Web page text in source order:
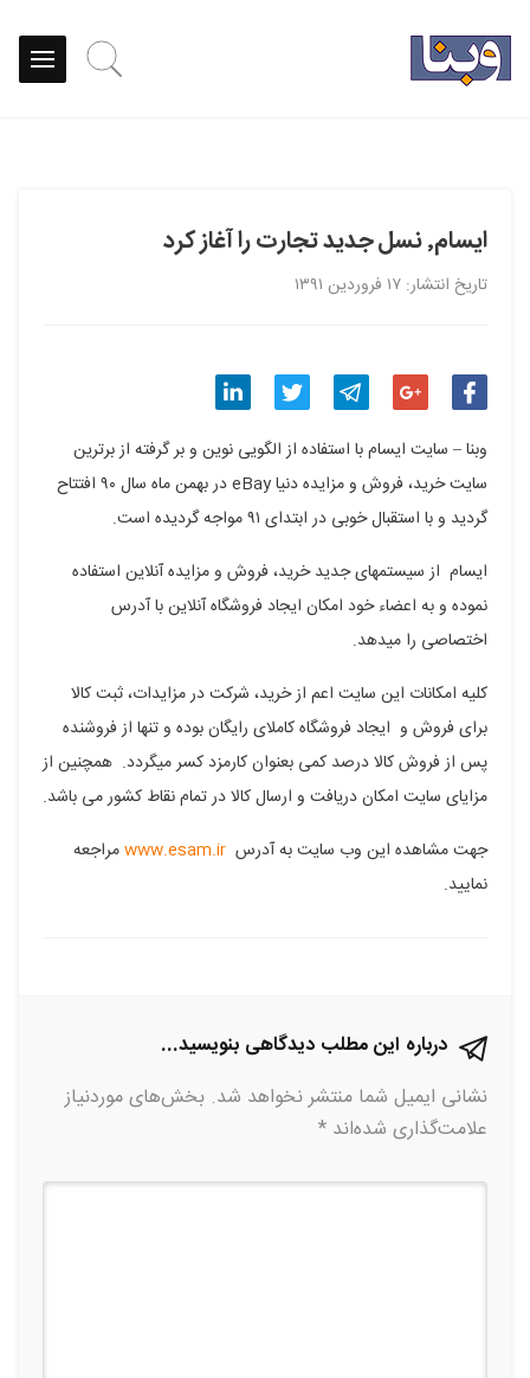
ایسام٬ نسل جدید تجارت را آغاز کرد
تاریخ انتشار: ۱۷ فروردین ۱۳۹۱
گذاری
در
فیسبوک
گذاری
در
گوگل
پلاس
گذاری
در
تلگرام
اشتراک
گذاری
در
توییتر
گذاری
در
لینکدین
وبنا – سایت ایسام با استفاده از الگویی نوین و بر گرفته از برترین
سایت خرید، فروش و مزایده دنیا eBay در بهمن ماه سال ۹۰ افتتاح
گردید و با استقبال خوبی در ابتدای ۹۱ مواجه گردیده است.
ایسام از سیستمهای جدید خرید، فروش و مزایده آنلاین استفاده
نموده و به اعضاء خود امکان ایجاد فروشگاه آنلاین با آدرس
اختصاصی را میدهد.
کلیه امکانات این سایت اعم از خرید، شرکت در مزایدات، ثبت کالا
برای فروش و ایجاد فروشگاه کاملای رایگان بوده و تنها از فروشنده
پس از فروش کالا درصد کمی بعنوان کارمزد کسر میگردد. همچنین از
مزایای سایت امکان دریافت و ارسال کالا در تمام نقاط کشور می باشد.
جهت مشاهده این وب سایت به آدرس www.esam.irمراجعه
نمایید.
درباره این مطلب دیدگاهی بنویسید...
نشانی ایمیل شما منتشر نخواهد شد. بخش‌های موردنیاز
علامت‌گذاری شده‌اند *